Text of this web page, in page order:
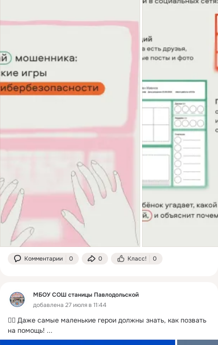
Комментарии 0 0 Класс! 0
МБОУ СОШ станицы Павлодольской
добавлена 27 июля в 11:44
🦸‍♂️ Даже самые маленькие герои должны знать, как позвать
на помощь! ...